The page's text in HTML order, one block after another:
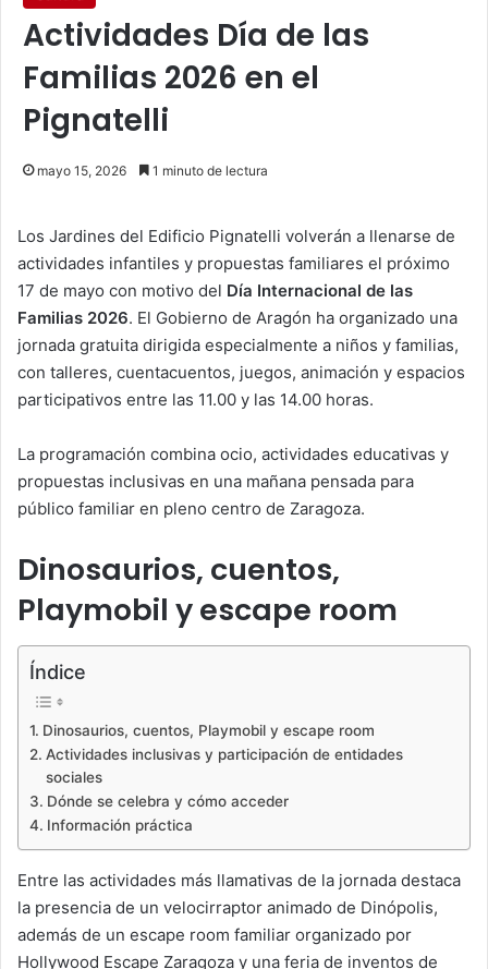
Actividades Día de las
Familias 2026 en el
Pignatelli
mayo 15, 2026 1 minuto de lectura
Los Jardines del Edificio Pignatelli volverán a llenarse de
actividades infantiles y propuestas familiares el próximo
17 de mayo con motivo del Día Internacional de las
Familias 2026. El Gobierno de Aragón ha organizado una
jornada gratuita dirigida especialmente a niños y familias,
con talleres, cuentacuentos, juegos, animación y espacios
participativos entre las 11.00 y las 14.00 horas.
La programación combina ocio, actividades educativas y
propuestas inclusivas en una mañana pensada para
público familiar en pleno centro de Zaragoza.
Dinosaurios, cuentos,
Playmobil y escape room
Índice
Dinosaurios, cuentos, Playmobil y escape room
Actividades inclusivas y participación de entidades
sociales
Dónde se celebra y cómo acceder
Información práctica
Entre las actividades más llamativas de la jornada destaca
la presencia de un velocirraptor animado de Dinópolis,
además de un escape room familiar organizado por
Hollywood Escape Zaragoza y una feria de inventos de